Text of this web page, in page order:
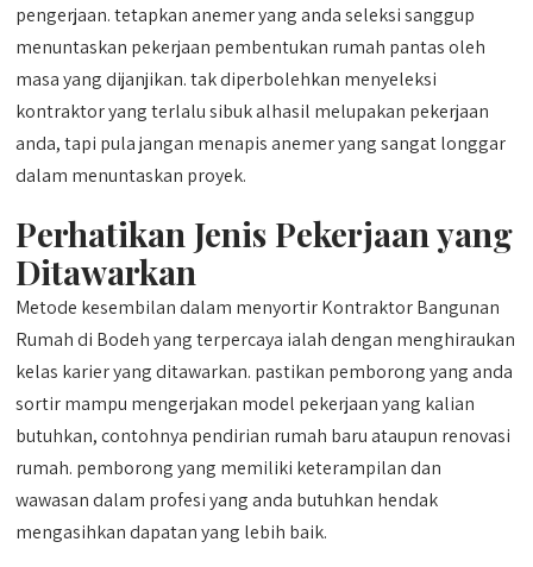
pengerjaan. tetapkan anemer yang anda seleksi sanggup
menuntaskan pekerjaan pembentukan rumah pantas oleh
masa yang dijanjikan. tak diperbolehkan menyeleksi
kontraktor yang terlalu sibuk alhasil melupakan pekerjaan
anda, tapi pula jangan menapis anemer yang sangat longgar
dalam menuntaskan proyek.
Perhatikan Jenis Pekerjaan yang
Ditawarkan
Metode kesembilan dalam menyortir Kontraktor Bangunan
Rumah di Bodeh yang terpercaya ialah dengan menghiraukan
kelas karier yang ditawarkan. pastikan pemborong yang anda
sortir mampu mengerjakan model pekerjaan yang kalian
butuhkan, contohnya pendirian rumah baru ataupun renovasi
rumah. pemborong yang memiliki keterampilan dan
wawasan dalam profesi yang anda butuhkan hendak
mengasihkan dapatan yang lebih baik.